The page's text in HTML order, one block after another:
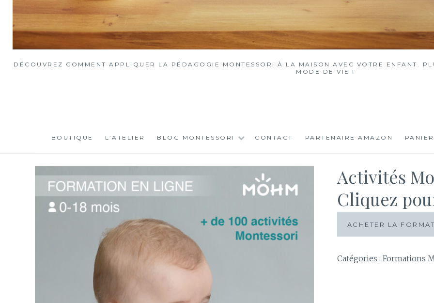
DÉCOUVREZ COMMENT APPLIQUER LA PÉDAGOGIE MONTESSORI À LA MAISON AVEC VOTRE ENFANT.
MODE DE VIE !
BOUTIQUE L’ATELIER BLOG MONTESSORI CONTACT PARTENAIRE AMAZON
Activités
Cliquez
ACHETER LA
Catégories : Formations